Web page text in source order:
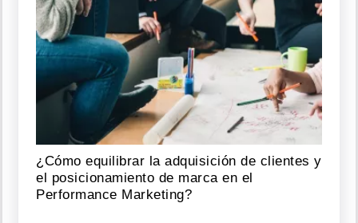
¿Cómo equilibrar la adquisición de clientes y
el posicionamiento de marca en el
Performance Marketing?